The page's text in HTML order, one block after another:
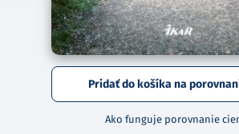
Pridať do košíka na
Ako funguje porovnanie